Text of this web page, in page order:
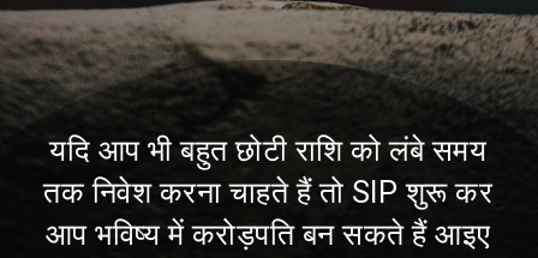
यदि आप भी बहुत छोटी राशि को लंबे समय
तक निवेश करना चाहते हैं तो SIP शुरू कर
आप भविष्य में करोड़पति बन सकते हैं आइए